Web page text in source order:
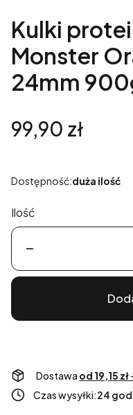
Kulki
Monster
24mm
Cena
99,90 zł
Dostępność:duża ilość
Ilość
Dostawa od 19,15 zł
Czas wysyłki:24